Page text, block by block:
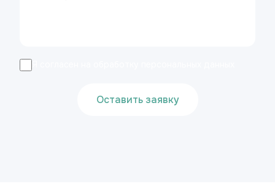
Оставить заявку